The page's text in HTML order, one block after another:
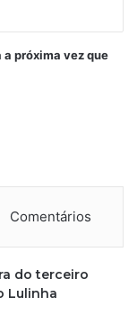
próxima vez que
Comentários
do terceiro
Lulinha